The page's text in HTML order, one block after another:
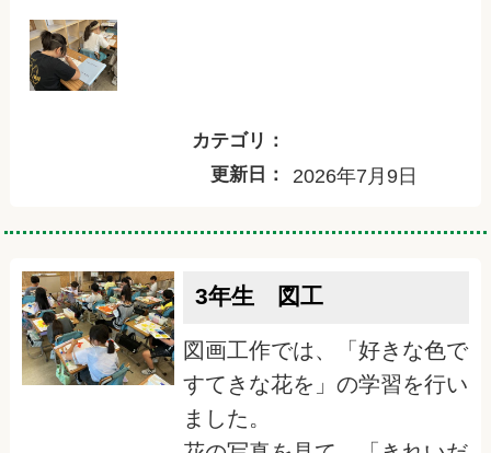
カテゴリ：
更新日：
2026年7月9日
3年生 図工
図画工作では、「好きな色で
すてきな花を」の学習を行い
ました。